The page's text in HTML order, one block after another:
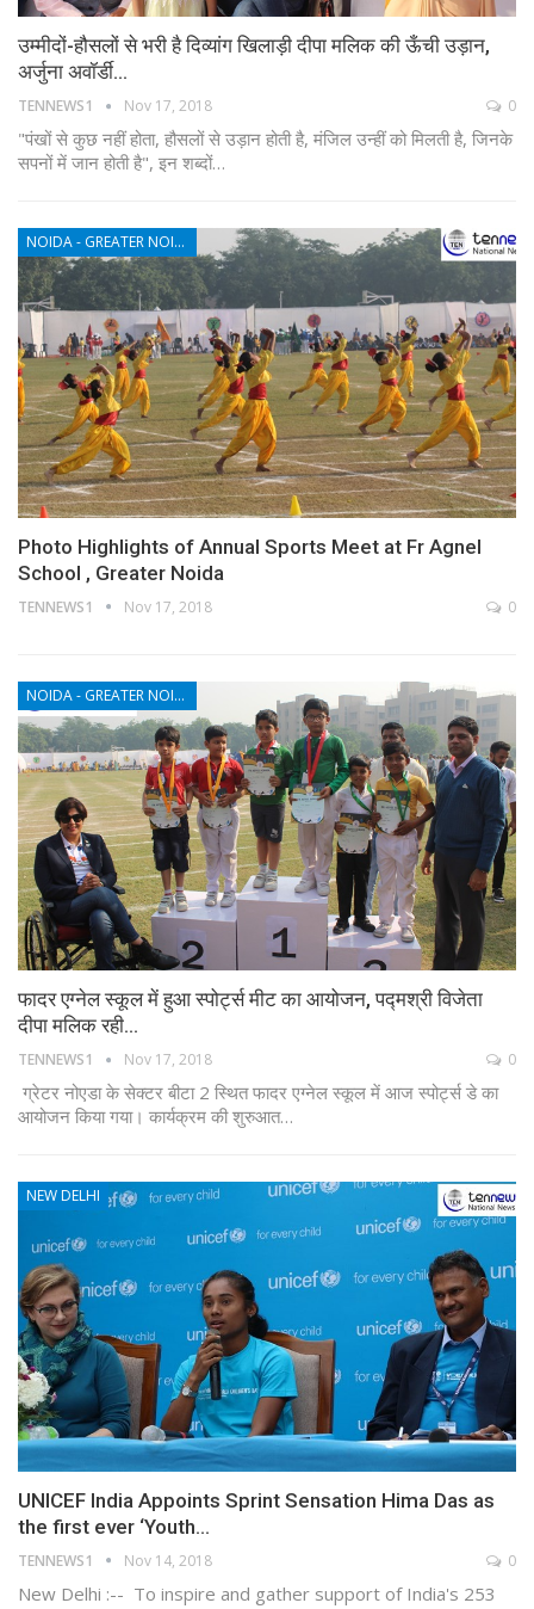
उम्मीदों-हौसलों से भरी है दिव्यांग खिलाड़ी दीपा मलिक की ऊँची उड़ान,
अर्जुना अवॉर्डी…
TENNEWS1 Nov 17, 2018 0
"पंखों से कुछ नहीं होता, हौसलों से उड़ान होती है, मंजिल उन्हीं को मिलती है, जिनके
सपनों में जान होती है", इन शब्दों…
NOIDA - GREATER NOIDA - YAMUNA EXPRESSWAY
Photo Highlights of Annual Sports Meet at Fr Agnel
School , Greater Noida
TENNEWS1 Nov 17, 2018 0
NOIDA - GREATER NOIDA - YAMUNA EXPRESSWAY
फादर एग्नेल स्कूल में हुआ स्पोर्ट्स मीट का आयोजन, पद्मश्री विजेता
दीपा मलिक रही…
TENNEWS1 Nov 17, 2018 0
ग्रेटर नोएडा के सेक्टर बीटा 2 स्थित फादर एग्नेल स्कूल में आज स्पोर्ट्स डे का
आयोजन किया गया। कार्यक्रम की शुरुआत…
NEW DELHI
UNICEF India Appoints Sprint Sensation Hima Das as
the first ever ‘Youth…
TENNEWS1 Nov 14, 2018 0
New Delhi :-- To inspire and gather support of India's 253